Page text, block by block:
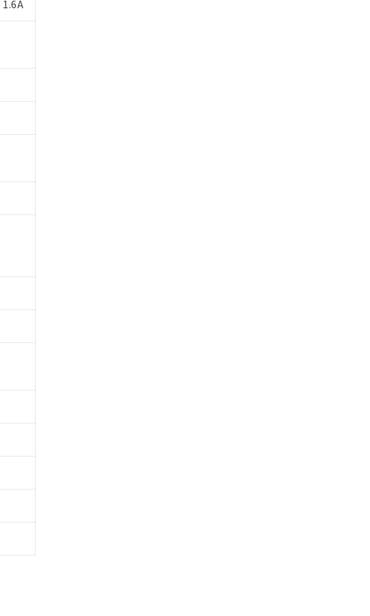
1.6A
で利用することをご了承くだ
明するものではありません。
期間は出荷製品に未対応品が